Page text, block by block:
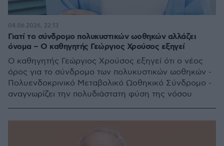
Γιατί το σύνδρομο πολυκυστικών ωοθηκών αλλάζει
όνομα – Ο καθηγητής Γεώργιος Χρούσος εξηγεί
Ο καθηγητής Γεώργιος Χρούσος εξηγεί ότι ο νέος
όρος για το σύνδρομο των πολυκυστικών ωοθηκών -
Πολυενδοκρινικό Μεταβολικό Ωοθηκικό Σύνδρομο -
αναγνωρίζει την πολυδιάστατη φύση της νόσου
04.06.2026, 22:13